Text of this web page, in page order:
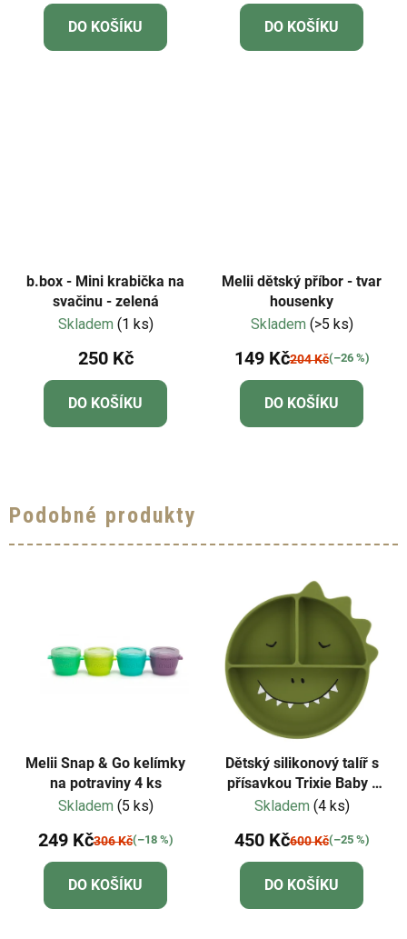
DO KOŠÍKU DO KOŠÍKU
b.box - Mini krabička na
svačinu - zelená
Skladem (1 ks)
250 Kč
DO KOŠÍKU
Melii dětský příbor - tvar
housenky
Skladem (>5 ks)
149 Kč204 Kč(–26 %)
DO KOŠÍKU
Podobné produkty
Melii Snap & Go kelímky
na potraviny 4 ks
Skladem (5 ks)
249 Kč306 Kč(–18 %)
DO KOŠÍKU
Dětský silikonový talíř s
přísavkou Trixie Baby -
Mr. Dino
Skladem (4 ks)
450 Kč600 Kč(–25 %)
DO KOŠÍKU